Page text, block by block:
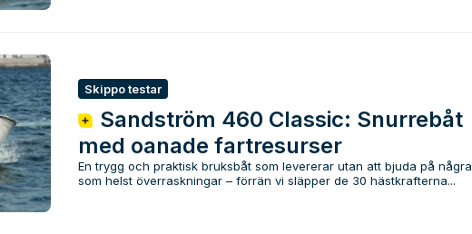
Skippo testar
Sandström 460 Classic: Snurrebåt
med oanade fartresurser
En trygg och praktisk bruksbåt som levererar utan att bjuda på några
som helst överraskningar – förrän vi släpper de 30 hästkrafterna...